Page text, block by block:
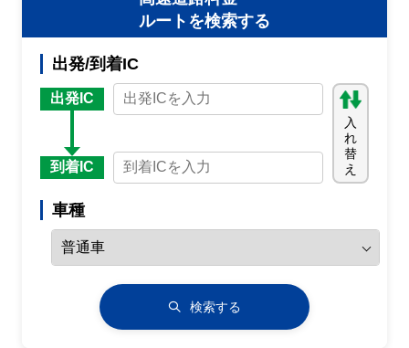
ルートを検索する
出発/到着IC
出発IC
到着IC
入
れ
替
え
車種
検索する